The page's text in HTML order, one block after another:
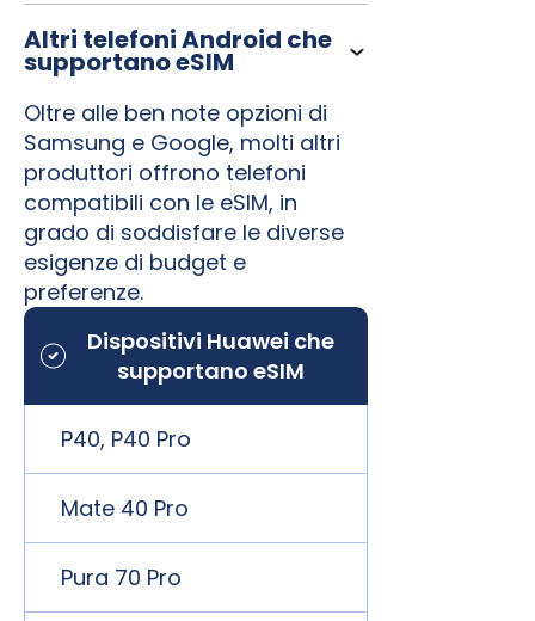
Altri telefoni Android che
supportano eSIM
Oltre alle ben note opzioni di
Samsung e Google, molti altri
produttori offrono telefoni
compatibili con le eSIM, in
grado di soddisfare le diverse
esigenze di budget e
preferenze.
Dispositivi Huawei che
supportano eSIM
P40, P40 Pro
Mate 40 Pro
Pura 70 Pro